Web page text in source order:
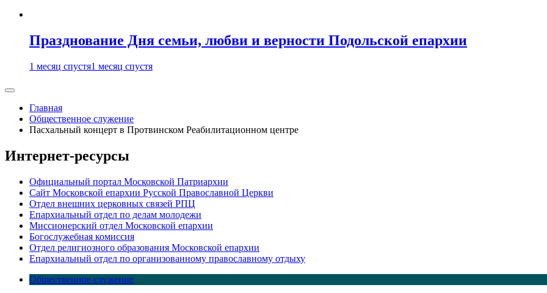
Празднование Дня семьи, любви и верности Подольской епархии
1 месяц спустя1 месяц спустя
Главная
Общественное служение
Пасхальный концерт в Протвинском Реабилитационном центре
Интернет-ресурсы
Официальный портал Московской Патриархии
Сайт Московской епархии Русской Православной Церкви
Отдел внешних церковных связей РПЦ
Епархиальный отдел по делам молодежи
Миссионерский отдел Московской епархии
Богослужебная комиссия
Отдел религиозного образования Московской епархии
Епархиальный отдел по организованному православному отдыху
Общественное служение